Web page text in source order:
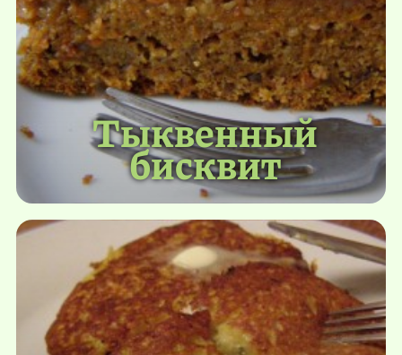
Тыквенный
бисквит